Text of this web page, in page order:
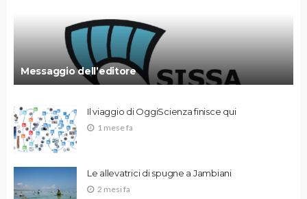
Messaggio dell’editore
Il viaggio di OggiScienza finisce qui
1 mese fa
Le allevatrici di spugne a Jambiani
2 mesi fa